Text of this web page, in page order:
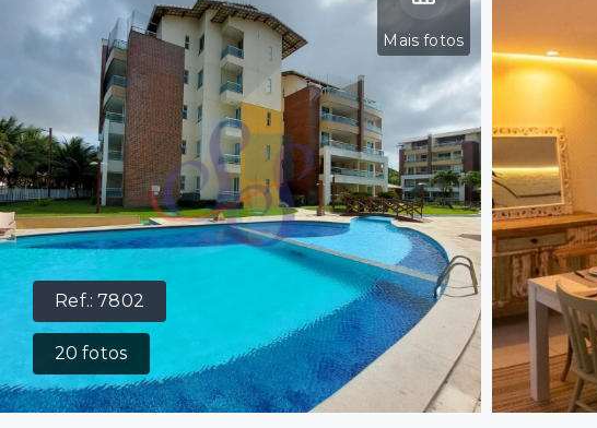
Ref.:7802
20 fotos
Mais fotos